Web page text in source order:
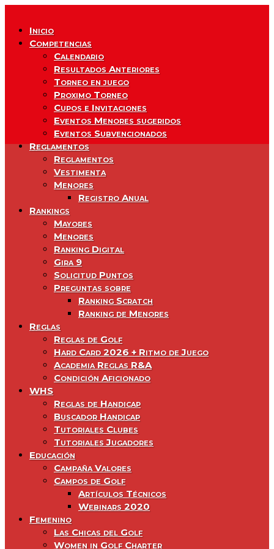
Inicio
Competencias
Calendario
Resultados Anteriores
Torneo en juego
Proximo Torneo
Cupos e Invitaciones
Eventos Menores sugeridos
Eventos Subvencionados
Reglamentos
Reglamentos
Vestimenta
Menores
Registro Anual
Rankings
Mayores
Menores
Ranking Digital
Gira 9
Solicitud Puntos
Preguntas sobre
Ranking Scratch
Ranking de Menores
Reglas
Reglas de Golf
Hard Card 2026 + Ritmo de Juego
Academia Reglas R&A
Condición Aficionado
WHS
Reglas de Handicap
Buscador Handicap
Tutoriales Clubes
Tutoriales Jugadores
Educación
Campaña Valores
Campos de Golf
Artículos Técnicos
Webinars 2020
Femenino
Las Chicas del Golf
Women in Golf Charter